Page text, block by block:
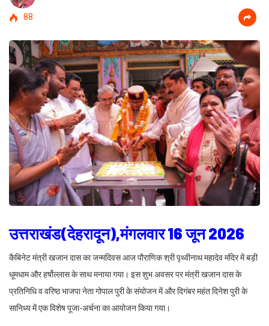
88
उत्तराखंड(देहरादून),मंगलवार 16 जून 2026
कैबिनेट मंत्री खजान दास का जन्मदिवस आज पौराणिक श्री पृथ्वीनाथ महादेव मंदिर में बड़ी
धूमधाम और हर्षोल्लास के साथ मनाया गया। इस शुभ अवसर पर मंत्री खजान दास के
प्रतिनिधि व वरिष्ठ भाजपा नेता गोपाल पुरी के संयोजन में और दिगंबर महंत दिनेश पुरी के
सानिध्य में एक विशेष पूजा-अर्चना का आयोजन किया गया।